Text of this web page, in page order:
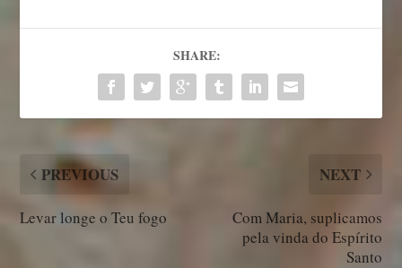
SHARE:
PREVIOUS
Levar longe o Teu fogo
NEXT
Com Maria, suplicamos
pela vinda do Espírito
Santo